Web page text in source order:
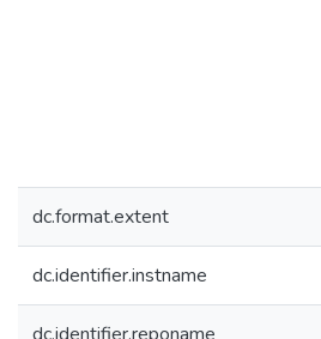
dc.format.extent
dc.identifier.instname